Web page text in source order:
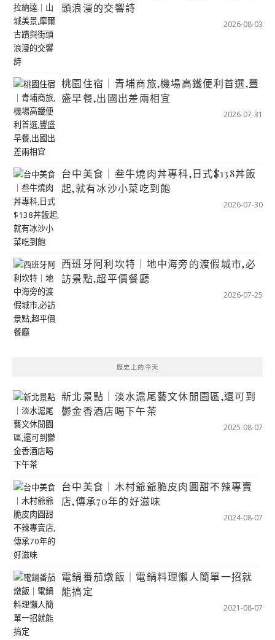
頭浪漫的交響詩
2026-08-03
桃園住宿｜青埔商旅,機場高鐵便利首選,豐
盛早餐,出國出差兩相宜
2026-07-31
台中美食｜叁牛燒肉丼專科,日式$138丼飯
起,就有冰沙小菜吃到飽
2026-07-30
西班牙阿利坎特｜地中海旁的渡假城市,必
訪景點,超平價餐廳
2026-07-25
歷史上的今天
新北景點｜淡水滬尾藝文休閒園區,還可到
鬱金香酒店喝下午茶
2025-08-07
台中美食｜木村爺爺脆皮肉圓甜不辣專賣
店,傳承70年的好滋味
2024-08-07
電鍋番茄燉飯｜電鍋料理懶人簡單一招就
能搞定
2021-08-07